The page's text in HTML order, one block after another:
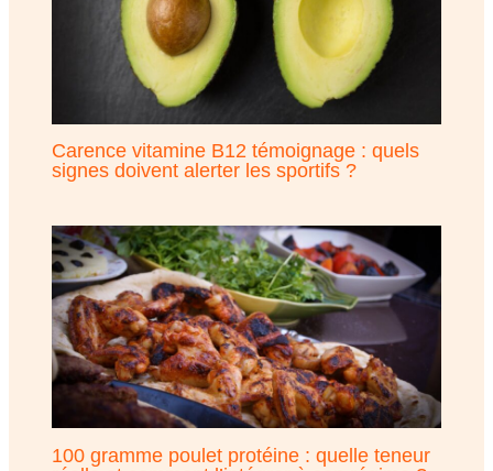
Carence vitamine B12 témoignage : quels
signes doivent alerter les sportifs ?
100 gramme poulet protéine : quelle teneur